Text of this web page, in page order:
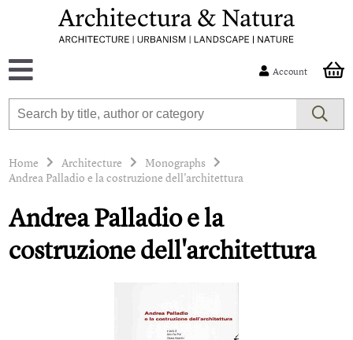
Account
Home Architecture
Monographs
Andrea Palladio e la costruzione dell'architettura
Andrea Palladio e la
costruzione dell'architettura